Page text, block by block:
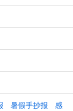
暑假手抄报 感